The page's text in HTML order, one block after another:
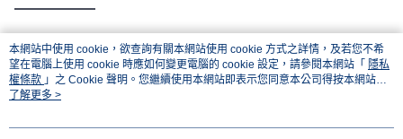
熱門標籤
本網站中使用 cookie，欲查詢有關本網站使用 cookie 方式之詳情，及若您不希
望在電腦上使用 cookie 時應如何變更電腦的 cookie 設定，請參閱本網站「 隱私
權條款 」之 Cookie 聲明。您繼續使用本網站即表示您同意本公司得按本網站使
用條款之 Cookie 聲明使用 cookie。
了解更多 >